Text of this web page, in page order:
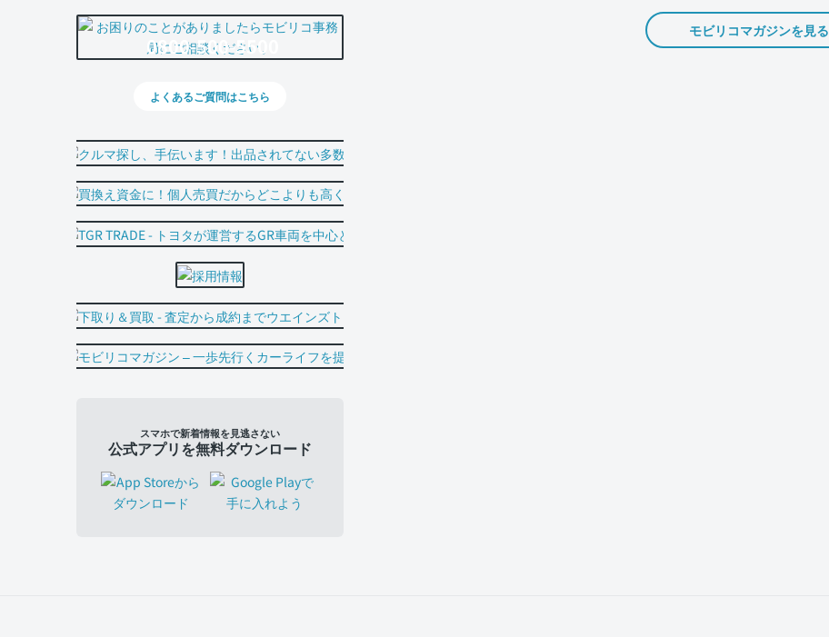
モビリコマガジンを見る
0800-500-5500
よくあるご質問はこちら
スマホで新着情報を見逃さない
公式アプリを無料ダウンロード